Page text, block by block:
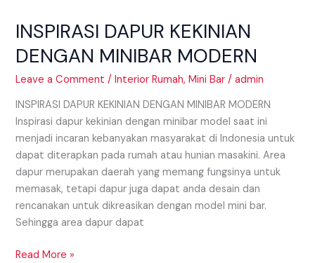
INSPIRASI DAPUR KEKINIAN
DENGAN MINIBAR MODERN
Leave a Comment /Interior Rumah,Mini Bar /admin
INSPIRASI DAPUR KEKINIAN DENGAN MINIBAR MODERN
Inspirasi dapur kekinian dengan minibar model saat ini
menjadi incaran kebanyakan masyarakat di Indonesia untuk
dapat diterapkan pada rumah atau hunian masakini. Area
dapur merupakan daerah yang memang fungsinya untuk
memasak, tetapi dapur juga dapat anda desain dan
rencanakan untuk dikreasikan dengan model mini bar.
Sehingga area dapur dapat
MINIBAR
Read More »